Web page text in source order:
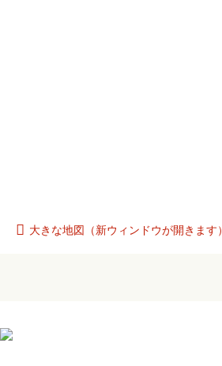
大きな地図（新ウィンドウが開きます）